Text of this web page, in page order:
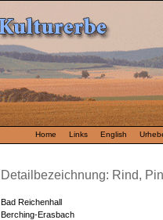
Home Links English
Detailbezeichnung: Rind,
Bad Reichenhall
Berching-Erasbach